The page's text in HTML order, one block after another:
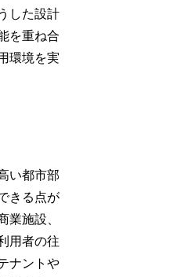
した設計
を重ね合
環境を実
い都市部
きる点が
業施設、
用者の往
ナントや